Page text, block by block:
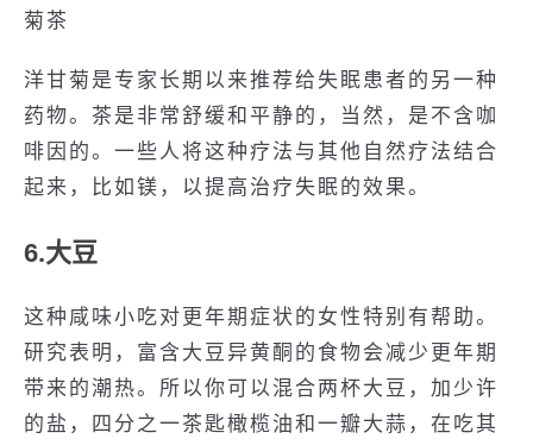
菊茶
洋甘菊是专家长期以来推荐给失眠患者的另一种
药物。茶是非常舒缓和平静的，当然，是不含咖
啡因的。一些人将这种疗法与其他自然疗法结合
起来，比如镁，以提高治疗失眠的效果。
6.大豆
这种咸味小吃对更年期症状的女性特别有帮助。
研究表明，富含大豆异黄酮的食物会减少更年期
带来的潮热。所以你可以混合两杯大豆，加少许
的盐，四分之一茶匙橄榄油和一瓣大蒜，在吃其